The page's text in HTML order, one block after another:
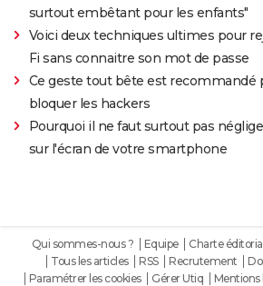
surtout embêtant pour les enfants"
Voici deux techniques ultimes pour
Fi sans connaitre son mot de passe
Ce geste tout bête est recommandé
bloquer les hackers
Pourquoi il ne faut surtout pas
sur l'écran de votre smartphone
Qui sommes-nous ? Equipe Charte
Tous les articles
RSS Recrutement
Paramétrer les cookies
Gérer Utiq Mentions